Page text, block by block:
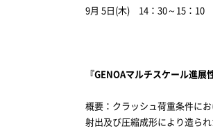
9月 5日(木) 14：30～15：10
『GENOAマルチスケール進
概要：クラッシュ荷重条件にお
射出及び圧縮成形により造られ